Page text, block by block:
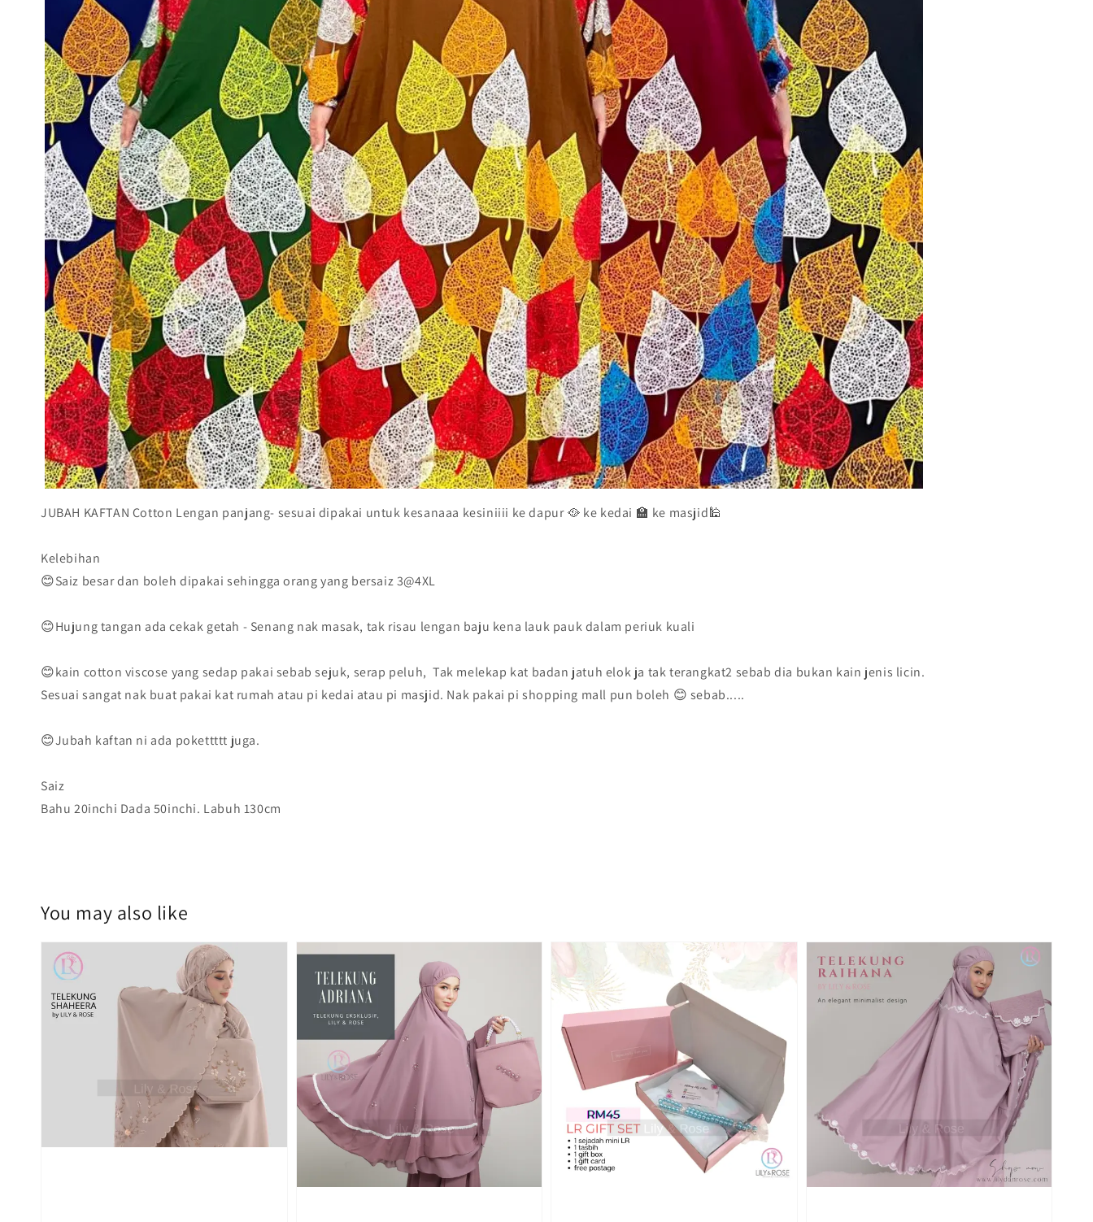
JUBAH KAFTAN Cotton Lengan panjang- sesuai dipakai untuk kesanaaa kesiniiii ke dapur 🥘 ke kedai 🏫 ke masjid🕌
Kelebihan
😊Saiz besar dan boleh dipakai sehingga orang yang bersaiz 3@4XL
😊Hujung tangan ada cekak getah - Senang nak masak, tak risau lengan baju kena lauk pauk dalam periuk kuali
😊kain cotton viscose yang sedap pakai sebab sejuk, serap peluh, Tak melekap kat badan jatuh elok ja tak terangkat2 sebab dia bukan kain jenis licin.
Sesuai sangat nak buat pakai kat rumah atau pi kedai atau pi masjid. Nak pakai pi shopping mall pun boleh 😊 sebab.....
😊Jubah kaftan ni ada pokettttt juga.
Saiz
Bahu 20inchi Dada 50inchi. Labuh 130cm
You may also like